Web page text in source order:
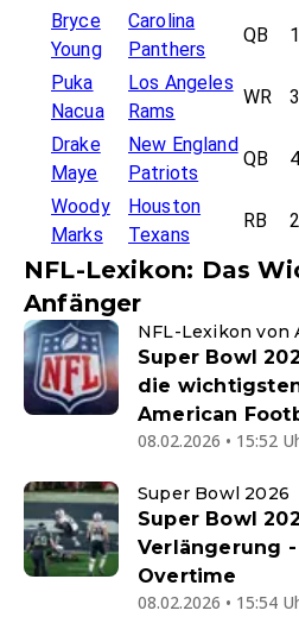
Bryce
Young
Carolina
Panthers
QB 1
Puka
Nacua
Los Angeles
Rams
WR 3
Drake
Maye
New England
Patriots
QB 4
Woody
Marks
Houston
Texans
RB 2
NFL-Lexikon: Das
Anfänger
NFL-Lexikon von
Super Bowl
die
American
08.02.2026 • 15:52
Super Bowl 2026
Super Bowl
Verlängerung
Overtime
08.02.2026 • 15:54